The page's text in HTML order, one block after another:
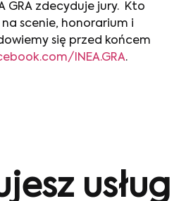
GRA zdecyduje jury. Kto
scenie, honorarium i
się przed końcem
INEA.GRA.
usług